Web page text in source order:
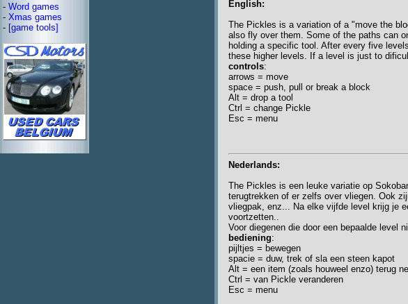
- Word games
- Xmas games
- [game tools]
English:
The Pickles is a variation of a "move the
also fly over them. Some of the paths can
holding a specific tool. After every five
these higher levels. If a level is just to
controls:
arrows = move
space = push, pull or break a block
Alt = drop a tool
Ctrl = change Pickle
Esc = menu
Nederlands:
The Pickles is een leuke variatie op
terugtrekken of er zelfs over vliegen. Ook
vliegpak, enz... Na elke vijfde level krijg je
voortzetten..
Voor diegenen die door een bepaalde level
bediening:
pijltjes = bewegen
spacie = duw, trek of sla een steen kapot
Alt = een item (zoals houweel enzo) terug
Ctrl = van Pickle veranderen
Esc = menu